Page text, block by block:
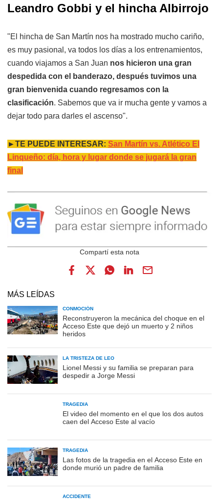
Leandro Gobbi y el hincha Albirrojo
"El hincha de San Martín nos ha mostrado mucho cariño,
es muy pasional, va todos los días a los entrenamientos,
cuando viajamos a San Juan nos hicieron una gran
despedida con el banderazo, después tuvimos una
gran bienvenida cuando regresamos con la
clasificación. Sabemos que va ir mucha gente y vamos a
dejar todo para darles el ascenso".
►TE PUEDE INTERESAR: San Martín vs. Atlético El
Linqueño: día, hora y lugar donde se jugará la gran
final
MÁS LEÍDAS
CONMOCIÓN
Reconstruyeron la mecánica del choque en el
Acceso Este que dejó un muerto y 2 niños
heridos
LA TRISTEZA DE LEO
Lionel Messi y su familia se preparan para
despedir a Jorge Messi
TRAGEDIA
El video del momento en el que los dos autos
caen del Acceso Este al vacío
TRAGEDIA
Las fotos de la tragedia en el Acceso Este en
donde murió un padre de familia
ACCIDENTE